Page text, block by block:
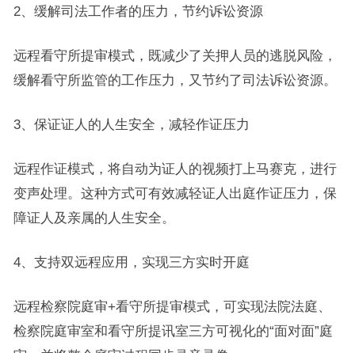
2、缓解司法工作者的压力，节约诉讼资源
远程看守所提审模式，既减少了关押人员的逃脱风险，
缓解看守所监管的工作压力，又节约了司法诉讼资源。
3、保证证人的人生安全，减轻作证压力
远程作证模式，将自动为证人的视频打上马赛克，进行
变声处理。这种方式可有效减轻证人出庭作证压力，保
障证人及亲属的人生安全。
4、支持双远程应用，实现三方实时开庭
远程检察院庭审+看守所提审模式，可实现法院法庭、
检察院庭审室和看守所提讯室三方可视化的“面对面”庭